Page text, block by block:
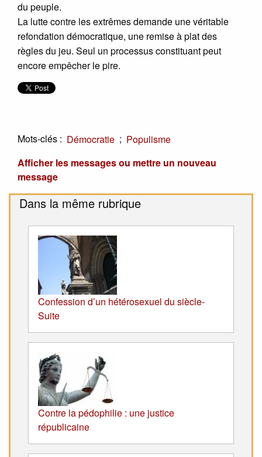
du peuple.
La lutte contre les extrêmes demande une véritable
refondation démocratique, une remise à plat des
règles du jeu. Seul un processus constituant peut
encore empêcher le pire.
Mots-clés : Démocratie ; Populisme
Afficher les messages ou mettre un nouveau
message
Dans la même rubrique
Confession d’un hétérosexuel du siècle-
Suite
Contre la pédophilie : une justice
républicaine